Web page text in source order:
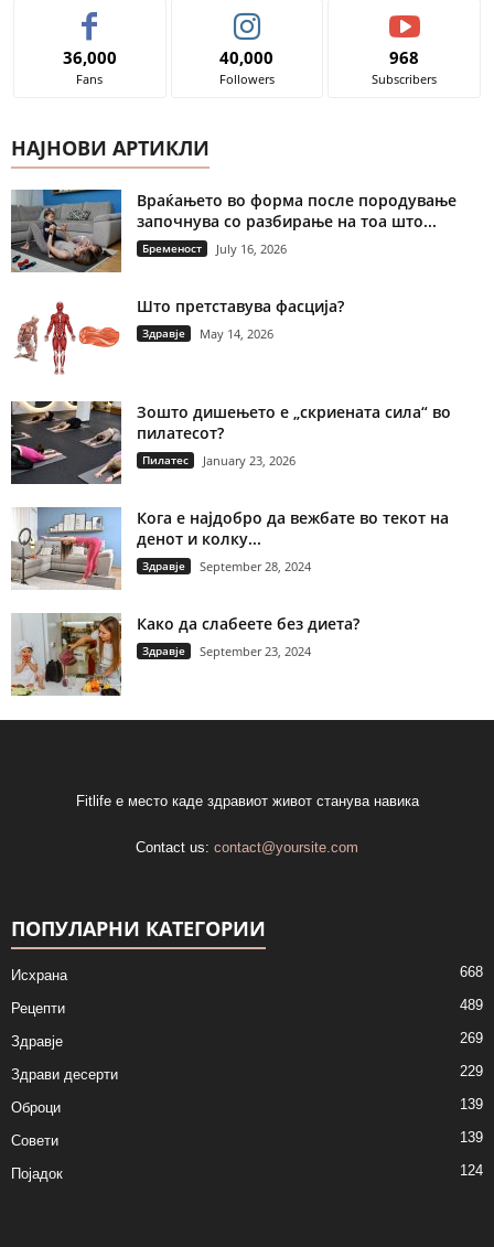
36,000
Fans
40,000
Followers
968
Subscribers
НАЈНОВИ АРТИКЛИ
Враќањето во форма после породување
започнува со разбирање на тоа што...
Бременост July 16, 2026
Што претставува фасција?
Здравје May 14, 2026
Зошто дишењето е „скриената сила“ во
пилатесот?
Пилатес January 23, 2026
Кога е најдобро да вежбате во текот на
денот и колку...
Здравје September 28, 2024
Како да слабеете без диета?
Здравје September 23, 2024
Fitlife е место каде здравиот живот станува навика
Contact us: contact@yoursite.com
ПОПУЛАРНИ КАТЕГОРИИ
Исхрана 668
Рецепти 489
Здравје 269
Здрави десерти 229
Оброци 139
Совети 139
Појадок 124